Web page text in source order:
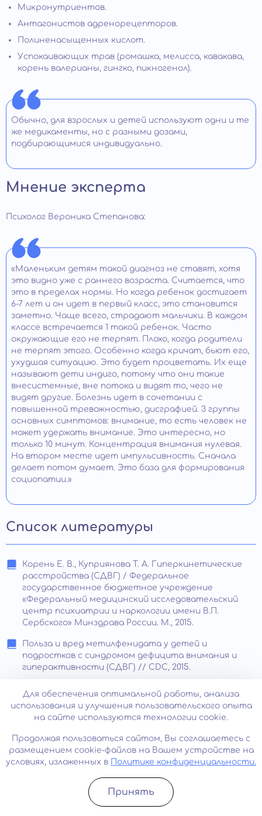
Микронутриентов.
Антагонистов адренорецепторов.
Полиненасыщенных кислот.
Успокаивающих трав (ромашка, мелисса, кавакава,
корень валерианы, гингко, пикногенол).
Обычно, для взрослых и детей используют одни и те
же медикаменты, но с разными дозами,
подбирающимися индивидуально.
Мнение эксперта
Психолог Вероника Степанова:
«Маленьким детям такой диагноз не ставят, хотя
это видно уже с раннего возраста. Считается, что
это в пределах нормы. Но когда ребенок достигает
6-7 лет и он идет в первый класс, это становится
заметно. Чаще всего, страдают мальчики. В каждом
классе встречается 1 такой ребенок. Часто
окружающие его не терпят. Плохо, когда родители
не терпят этого. Особенно когда кричат, бьют его,
ухудшая ситуацию. Это будет процветать. Их еще
называют дети индиго, потому что они такие
внесистемные, вне потока и видят то, чего не
видят другие. Болезнь идет в сочетании с
повышенной тревожностью, дисграфией. 3 группы
основных симптомов: внимание, то есть человек не
может удержать внимание. Это интересно, но
только 10 минут. Концентрация внимания нулевая.
На втором месте идет импульсивность. Сначала
делает потом думает. Это база для формирования
социопатии.»
Список литературы
Корень Е. В., Куприянова Т. А. Гиперкинетические
расстройства (СДВГ) / Федеральное
государственное бюджетное учреждение
«Федеральный медицинский исследовательский
центр психиатрии и наркологии имени В.П.
Сербского» Минздрава России. М., 2015.
Польза и вред метилфенидата у детей и
подростков с синдромом дефицита внимания и
гиперактивности (СДВГ) // CDC, 2015.
Гузева В.И. Руководство по детской неврологии. —
СПб.: СПбГМПА, 1998. — 496 с.
Бехтерева Н.П. Здоровый и больной мозг человека.
2-е изд., перераб. и доп. — Л.: «Наука», 1988. — 260 с.
Бадалян Л.О., Журба Л.Т., Всеволожская Н.М.
Руководство по неврологии раннего детского
возраста. — Киев: Здоровье, 1980. — 342 с.
Лохов М.И., Фесенко Е.В., Фесенко Ю.А. Интеллект
Записатьcя
Для обеспечения оптимальной работы, анализа
использования и улучшения пользовательского опыта
на сайте используются технологии cookie.
Продолжая пользоваться сайтом, Вы соглашаетесь с
размещением cookie-файлов на Вашем устройстве на
условиях, изложенных в
Политике конфиденциальности.
Принять